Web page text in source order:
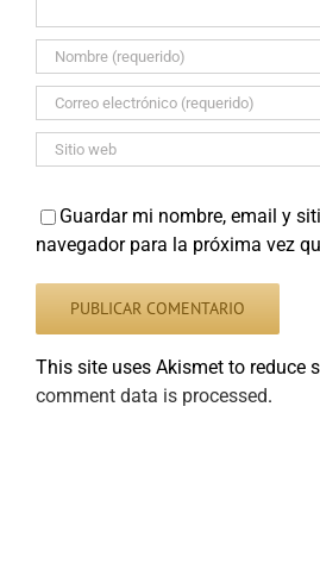
Guardar mi nombre, email y
navegador para la próxima vez
This site uses Akismet to reduce
comment data is processed.